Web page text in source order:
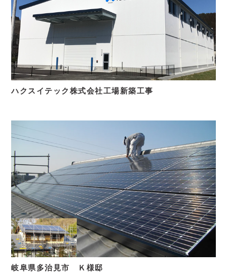
ハクスイテック株式会社工場新築工事
岐阜県多治見市 Ｋ様邸